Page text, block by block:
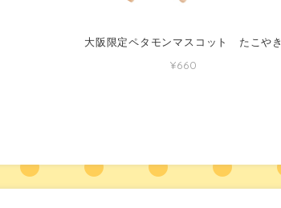
大阪限定ペタモンマスコット たこやき
¥660